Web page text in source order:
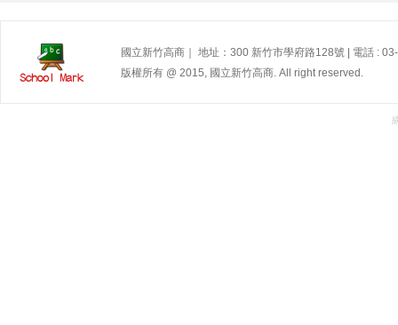
國立新竹高商｜ 地址：300 新竹市學府路128號 | 電話 :
版權所有 @ 2015, 國立新竹高商. All right reserved.